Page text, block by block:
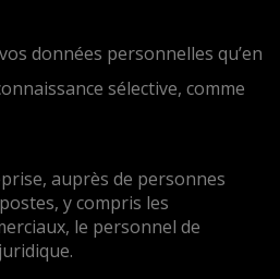
données personnelles qu’en
sélective, comme
auprès de personnes
y compris les
le personnel de